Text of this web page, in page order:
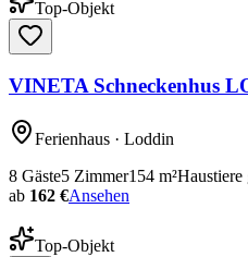
Top-Objekt
VINETA Schneckenhus
Ferienhaus · Loddin
8 Gäste5 Zimmer154 m²Haustiere
ab 162 €Ansehen
Top-Objekt